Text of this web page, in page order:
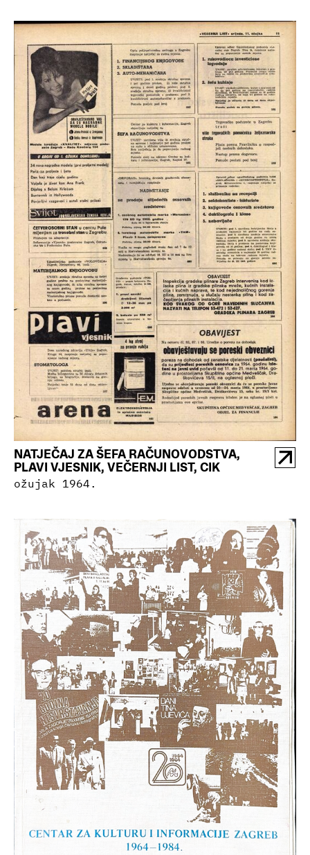
NATJEČAJ ZA ŠEFA RAČUNOVODSTVA,
PLAVI VJESNIK, VEČERNJI LIST, CIK
ožujak 1964.